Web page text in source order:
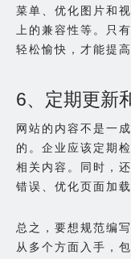
菜单、优化图片和
上的兼容性等。只
轻松愉快，才能提
6、定期更新
网站的内容不是一
的。企业应该定期
相关内容。同时，
错误、优化页面加
总之，要想规范编
从多个方面入手，